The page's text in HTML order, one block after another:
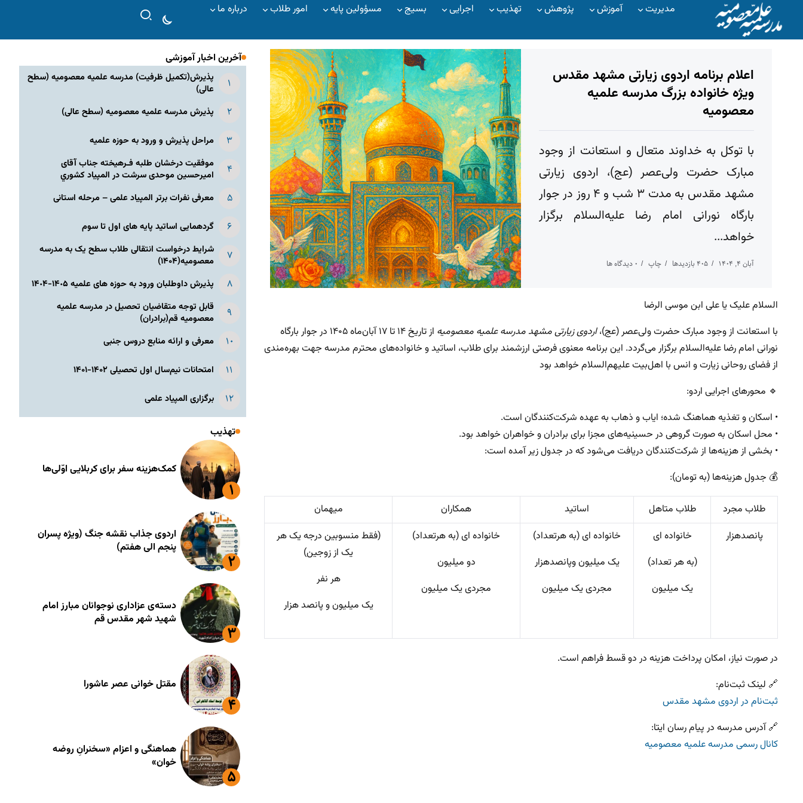
مدیریت آموزش پژوهش تهذیب اجرایی بسیج مسؤولین پایه امور طلاب درباره ما
اعلام برنامه اردوی زیارتی مشهد مقدس
ویژه خانواده بزرگ مدرسه علمیه
معصومیه
با توکل به خداوند متعال و استعانت از وجود
مبارک حضرت ولی‌عصر (عج)، اردوی زیارتی
مشهد مقدس به مدت ۳ شب و ۴ روز در جوار
بارگاه نورانی امام رضا علیه‌السلام برگزار
خواهد...
آبان ۴, ۱۴۰۴ ۴۰۵ بازدیدها چاپ ۰ دیدگاه ها
السلام علیک یا علی ابن موسی الرضا
با استعانت از وجود مبارک حضرت ولی‌عصر (عج)،اردوی زیارتی مشهد مدرسه علمیه معصومیه
از تاریخ ۱۴ تا ۱۷ آبان‌ماه ۱۴۰۵ در جوار بارگاه
نورانی امام رضا علیه‌السلام برگزار می‌گردد. این برنامه معنوی فرصتی ارزشمند برای طلاب، اساتید و خانواده‌های محترم مدرسه جهت بهره‌مندی
از فضای روحانی زیارت و انس با اهل‌بیت علیهم‌السلام خواهد بود
🔹 محورهای اجرایی اردو:
• اسکان و تغذیه هماهنگ شده؛ ایاب و ذهاب به عهده شرکت‌کنندگان است.
• محل اسکان به صورت گروهی در حسینیه‌های مجزا برای برادران و خواهران خواهد بود.
• بخشی از هزینه‌ها از شرکت‌کنندگان دریافت می‌شود که در جدول زیر آمده است:
💰 جدول هزینه‌ها (به تومان):
طلاب مجرد طلاب متاهل اساتید همکاران
میهمان
پانصدهزار
خانواده ای
(به هر تعداد)
یک میلیون
خانواده ای (به هرتعداد)
یک میلیون وپانصدهزار
مجردی یک میلیون
خانواده ای (به هرتعداد)
دو میلیون
مجردی یک میلیون
(فقط منسوبین درجه یک هر
یک از زوجین)
هر نفر
یک میلیون و پانصد هزار
در صورت نیاز، امکان پرداخت هزینه در دو قسط فراهم است.
🔗 لینک ثبت‌نام:
ثبت‌نام در اردوی مشهد مقدس
🔗 آدرس مدرسه در پیام رسان ایتا:
کانال رسمی مدرسه علمیه معصومیه
آخرین اخبار آموزشی
پذیرش(تکمیل ظرفیت) مدرسه علمیه معصومیه‌ (سطح
عالی)
پذیرش مدرسه علمیه معصومیه‌ (سطح عالی)
مراحل پذیرش و ورود به حوزه علمیه
موفقیت درخشان طلبه فـرهیخته جناب آقای
امیرحسین موحدی سرشت در المپياد كشوري
معرفی نفرات برتر المپیاد علمی – مرحله استانی
گردهمایی اساتید پایه های اول تا سوم
شرایط درخواست انتقالی طلاب سطح یک به مدرسه
معصومیه(۱۴۰۴)
پذیرش داوطلبان ورود به حوزه های علمیه ١۴٠۵-١۴٠۴
قابل توجه متقاضیان تحصیل در مدرسه علمیه
معصومیه قم(برادران)
معرفی و ارائه منابع دروس جنبی
امتحانات نیم‌سال اول تحصیلی ۱۴۰۲-۱۴۰۱
برگزاری المپیاد علمی
تهذیب
کمک‌هزینه سفر برای کربلایی اوّلی‌ها
اردوی جذاب نقشه جنگ (ویژه پسران
پنجم الی هفتم)
دسته‌ی عزاداری نوجوانان مبارز امام
شهید شهر مقدس قم
مقتل خوانی عصر عاشورا
هماهنگی و اعزام «سخنرانِ روضه
خوان»